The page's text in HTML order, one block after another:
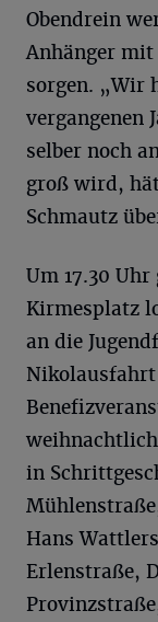
Obendrein
Anhänger
sorgen. „Wir
vergangenen
selber noch
groß wird,
Schmautz
Um 17.30
Kirmesplatz
an die
in
Hans
Erlenstraße,